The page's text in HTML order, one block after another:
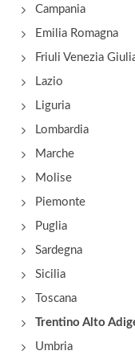
via Museo 2,
Alpi
Campania
Emilia Romagna
Friuli Venezia
Lazio
Liguria
Lombardia
Marche
Molise
Piemonte
Puglia
Sardegna
Sicilia
Toscana
Trentino Alto
Umbria